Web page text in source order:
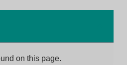
on this page.